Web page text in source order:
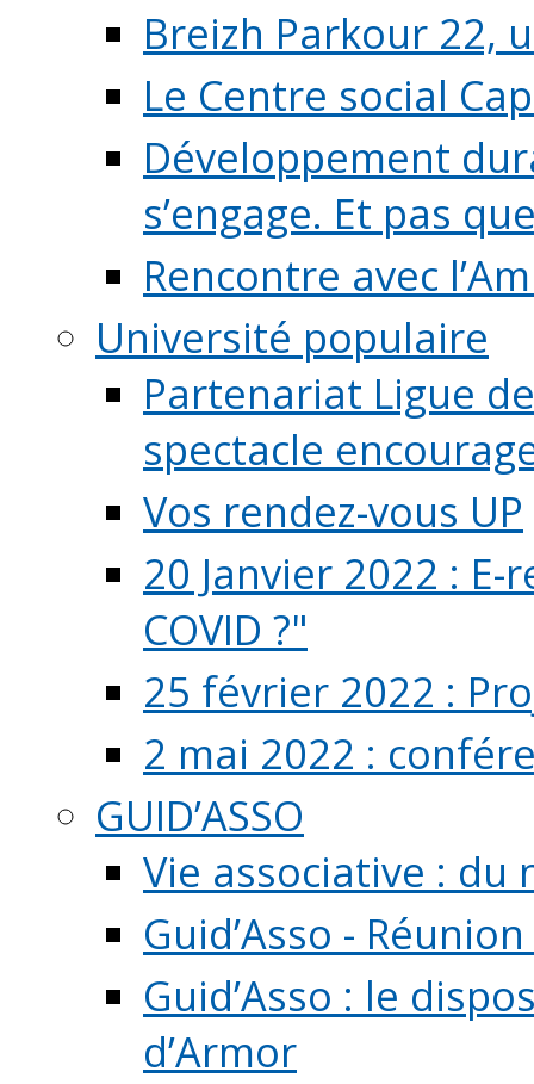
Breizh Parkour 22,
Le Centre social
Développement
s’engage. Et pas
Rencontre avec
Université populaire
Partenariat Ligue
spectacle
Vos rendez-vous UP
20 Janvier 2022 :
COVID ?"
25 février 2022 :
2 mai 2022 :
GUID’ASSO
Vie associative : du
Guid’Asso -
Guid’Asso : le
d’Armor